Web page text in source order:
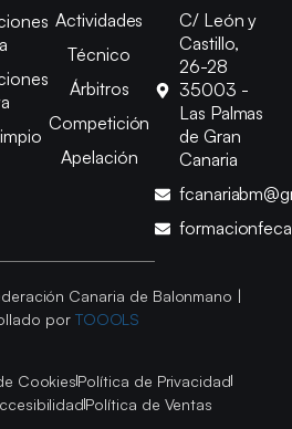
Actividades
Técnico
Árbitros
Competición
Apelación
C/ León y
Castillo,
26-28
35003 -
Las Palmas
de Gran
Canaria
Canaria de Balonmano |
por TOOOLS
CookiesPolítica de Privacidad
Política de Ventas